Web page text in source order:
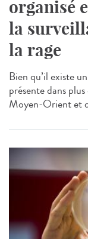
organisé
la
la rage
Bien qu’il existe
présente dans
Moyen-Orient et